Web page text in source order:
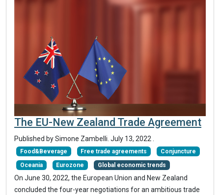
The EU-New Zealand Trade Agreement
Published by Simone Zambelli. July 13, 2022
Food&Beverage Free trade agreements Conjuncture
Oceania Eurozone Global economic trends
On June 30, 2022, the European Union and New Zealand
concluded the four-year negotiations for an ambitious trade